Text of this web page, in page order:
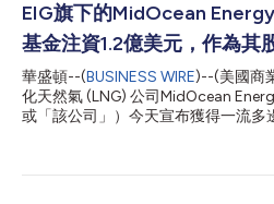
對MidOcean的投資代表私人事務部
也開啟了其與全球能源和基礎建設投
性合作關係。透過這一合作，雙方計
的未來投資機會展開合作。 此次投
質機構股東基礎，也體現了對該公司
的全球LNG平台這一策略的持續信心
洲和拉丁美洲等全球主要市場建構了
EIG旗下的MidOcean
基金注資1.2億美元，作為其
華盛頓--(BUSINESS WIRE)--(美國商
化天然氣 (LNG) 公司MidOcean
或「該公司」）今天宣布獲得一流多
基礎，並說明市場對該公司建立多元